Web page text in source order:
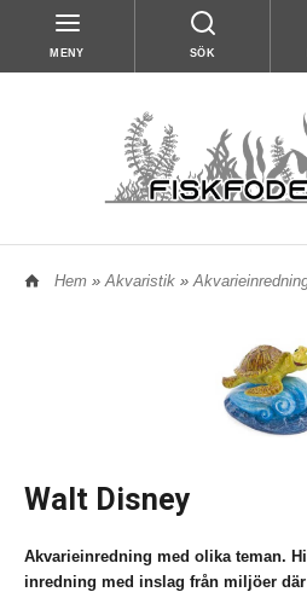
MENY SÖK
Hem » Akvaristik »
Walt Disney
Akvarieinredning med olika teman.
inredning med inslag från miljöer